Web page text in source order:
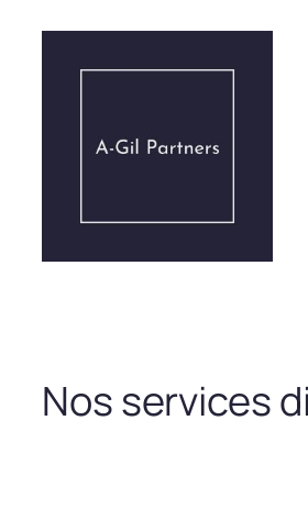
contenu
Nos services